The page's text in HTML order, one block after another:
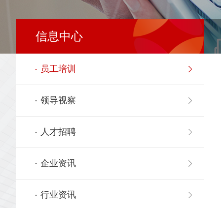
信息中心
员工培训
领导视察
人才招聘
企业资讯
行业资讯